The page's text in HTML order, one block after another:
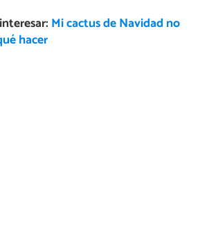
Mi cactus de Navidad no
hacer